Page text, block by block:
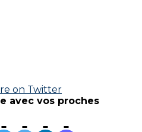
on Twitter
avec vos proches